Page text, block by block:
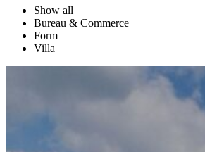
Show all
Bureau & Commerce
Form
Villa